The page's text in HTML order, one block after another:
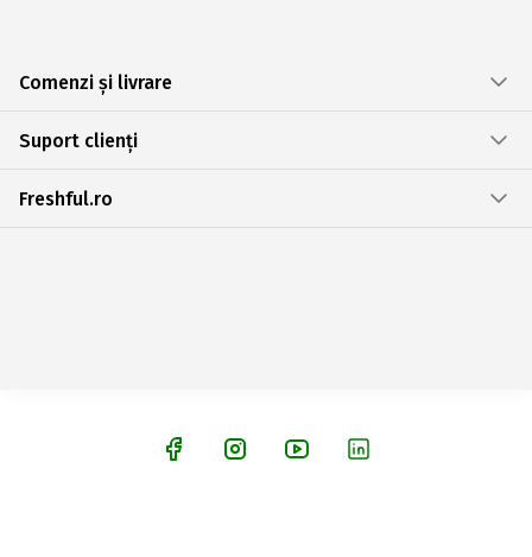
Comenzi și livrare
Suport clienți
Freshful.ro